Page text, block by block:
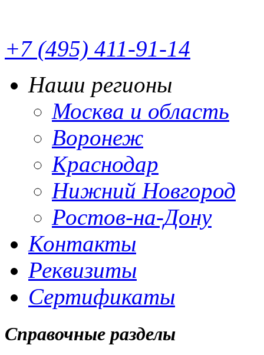
+7 (495) 411-91-14
Наши регионы
Москва и область
Воронеж
Краснодар
Нижний Новгород
Ростов-на-Дону
Контакты
Реквизиты
Сертификаты
Справочные разделы